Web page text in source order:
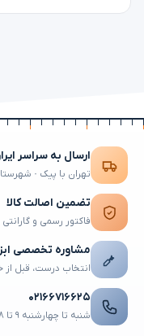
ارسال به سراسر
تهران با پیک ·
تضمین اصالت کالا
فاکتور رسمی و گارانتی
مشاوره تخصصی
انتخاب درست، قبل از
۰۲۱۶۶۷۱۶۶۲۵
شنبه تا چهارشنبه ۹ تا ۱۸